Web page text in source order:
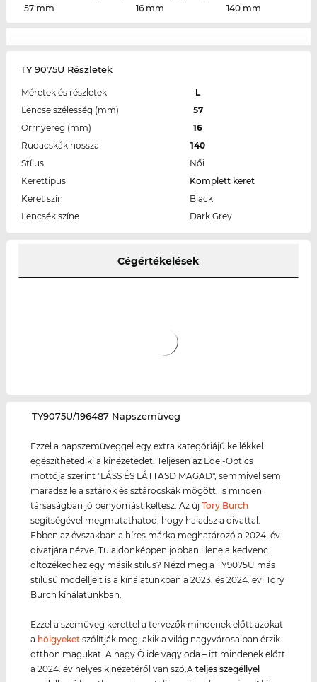
57 mm
16 mm
140 mm
TY 9075U Részletek
Méretek és részletek
L
Lencse szélesség (mm)
57
Orrnyereg (mm)
16
Rudacskák hossza
140
Stílus
Női
Kerettipus
Komplett keret
Keret szín
Black
Lencsék színe
Dark Grey
Cégértékelések
‌TY9075U/196487 Napszemüveg
Ezzel a napszemüveggel egy extra kategóriájú kellékkel
egészítheted ki a kinézetedet. Teljesen az Edel-Optics
mottója szerint "LÁSS ÉS LÁTTASD MAGAD", semmivel sem
maradsz le a sztárok és sztárocskák mögött, is minden
társaságban jó benyomást keltesz. Az újTory Burch
segítségével megmutathatod, hogy haladsz a divattal.
Ebben az évszakban a híres márka meghatározó a 2024. év
divatjára nézve. Tulajdonképpen jobban illene a kedvenc
öltözékedhez egy másik stílus? Nézd meg a TY9075U más
stílusú modelljeit is a kínálatunkban a 2023. és 2024. évi Tory
Burch kínálatunkban.
Ezzel a szemüveg kerettel a tervezők mindenek előtt azokat
a hölgyeket szólítják meg, akik a világ nagyvárosaiban érzik
otthon magukat. A nagy Ő ide vagy oda – itt mindenek előtt
a 2024. év helyes kinézetéről van szó.Ateljes szegéllyel